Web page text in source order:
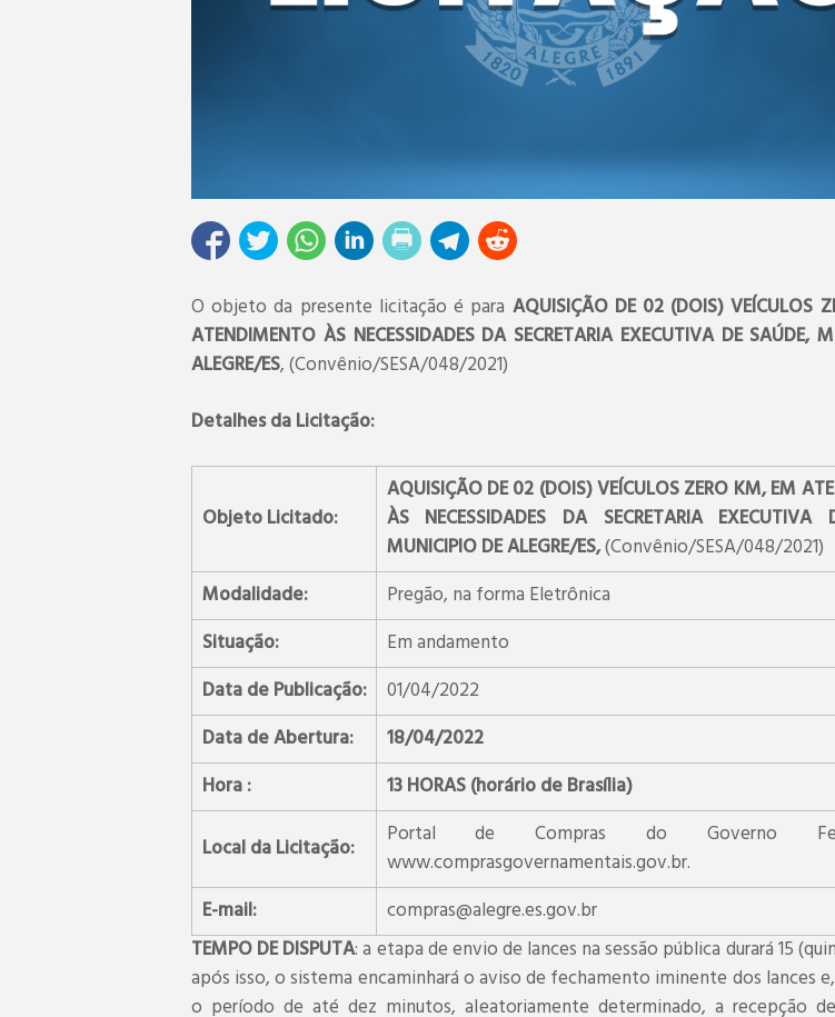
O objeto da presente licitação é para AQUISIÇÃO DE 02 (DOIS) VEÍCULOS
ATENDIMENTO ÀS NECESSIDADES DA SECRETARIA EXECUTIVA DE SAÚDE,
ALEGRE/ES, (Convênio/SESA/048/2021)
Detalhes da Licitação:
Objeto Licitado:
AQUISIÇÃO DE 02 (DOIS) VEÍCULOS ZERO KM, EM
ÀS NECESSIDADES DA SECRETARIA EXECUTIVA
MUNICIPIO DE ALEGRE/ES,(Convênio/SESA/048/2021)
Modalidade:
Pregão, na forma Eletrônica
Situação:
Em andamento
Data de Publicação:
01/04/2022
Data de Abertura:
18/04/2022
Hora :
13 HORAS (horário de Brasília)
Local da Licitação:
Portal de Compras do Governo
www.comprasgovernamentais.gov.br.
E-mail:
compras@alegre.es.gov.br
TEMPO DE DISPUTA: a etapa de envio de lances na sessão pública durará 15
após isso, o sistema encaminhará o aviso de fechamento iminente dos lances
o período de até dez minutos, aleatoriamente determinado, a recepção